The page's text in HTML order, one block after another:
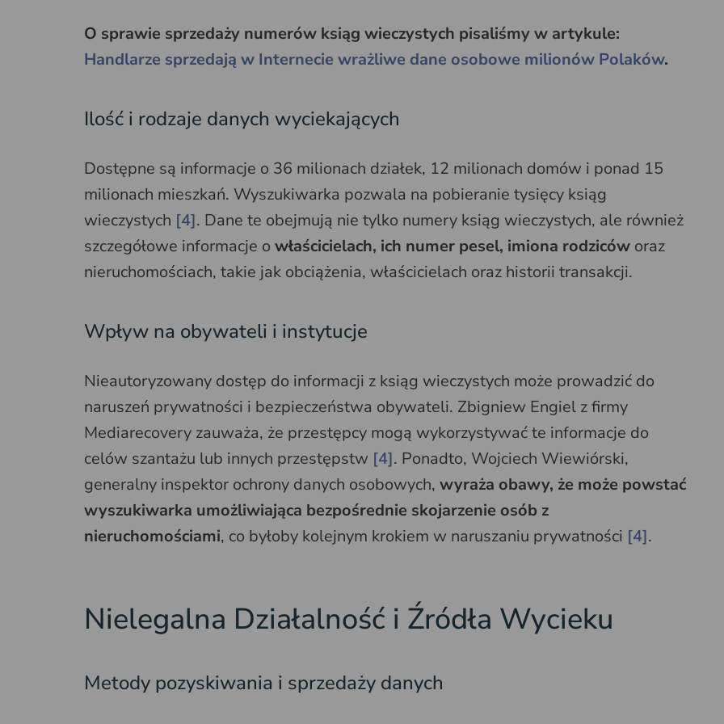
O sprawie sprzedaży numerów ksiąg wieczystych pisaliśmy w artykule:
Handlarze sprzedają w Internecie wrażliwe dane osobowe milionów Polaków.
Ilość i rodzaje danych wyciekających
Dostępne są informacje o 36 milionach działek, 12 milionach domów i ponad 15
milionach mieszkań. Wyszukiwarka pozwala na pobieranie tysięcy ksiąg
wieczystych [4]. Dane te obejmują nie tylko numery ksiąg wieczystych, ale również
szczegółowe informacje o właścicielach, ich numer pesel, imiona rodziców oraz
nieruchomościach, takie jak obciążenia, właścicielach oraz historii transakcji.
Wpływ na obywateli i instytucje
Nieautoryzowany dostęp do informacji z ksiąg wieczystych może prowadzić do
naruszeń prywatności i bezpieczeństwa obywateli. Zbigniew Engiel z firmy
Mediarecovery zauważa, że przestępcy mogą wykorzystywać te informacje do
celów szantażu lub innych przestępstw [4]. Ponadto, Wojciech Wiewiórski,
generalny inspektor ochrony danych osobowych, wyraża obawy, że może powstać
wyszukiwarka umożliwiająca bezpośrednie skojarzenie osób z
nieruchomościami, co byłoby kolejnym krokiem w naruszaniu prywatności [4].
Nielegalna Działalność i Źródła Wycieku
Metody pozyskiwania i sprzedaży danych